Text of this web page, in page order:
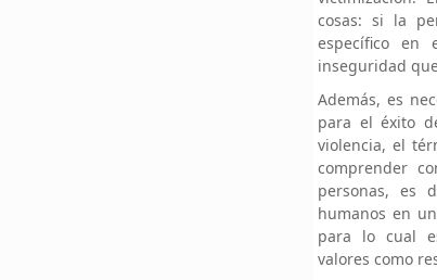
cosas: si la
específico
inseguridad
Además, es
para el éxito
violencia, el
comprender
personas, es
humanos en
para lo cual
valores como